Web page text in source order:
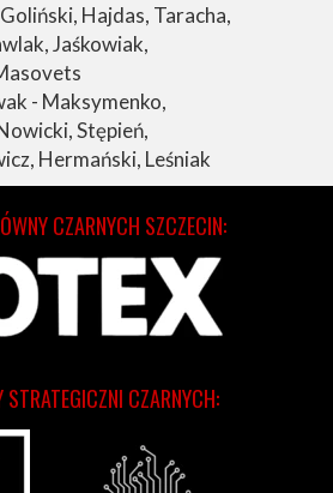
Hajdas, Taracha,
Jaśkowiak,
- Maksymenko,
Stępień,
Hermański, Leśniak
STRATEGICZNI CZARNYCH:
CZARNYCH SZCZECIN: